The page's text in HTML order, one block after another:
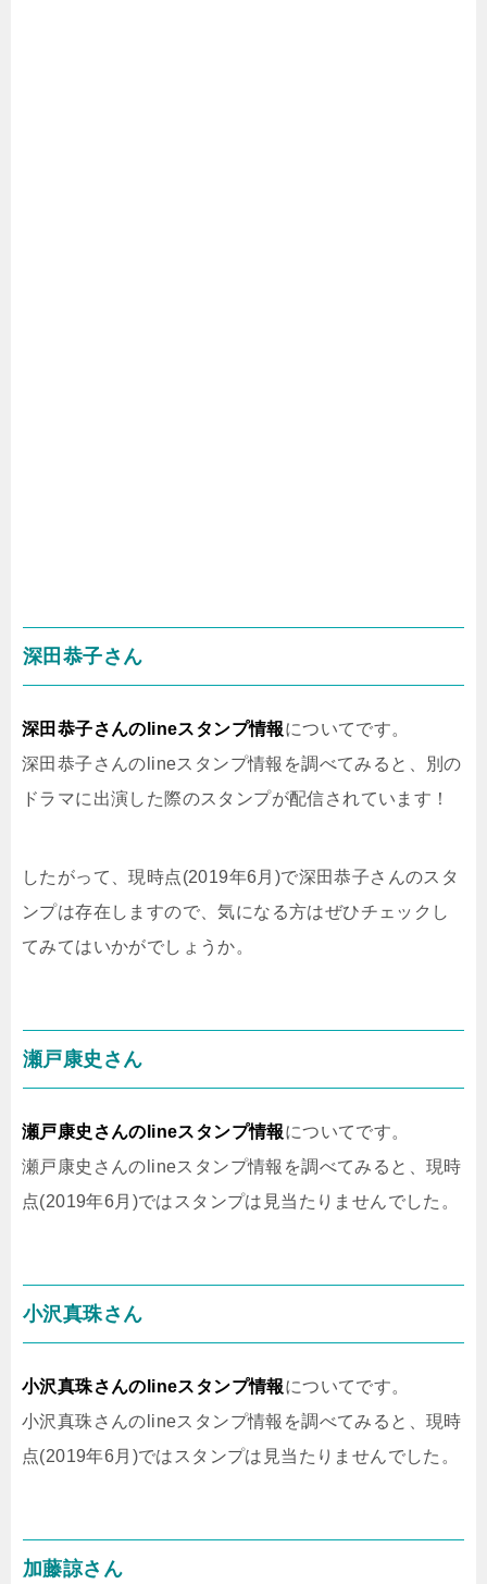
深田恭子さん
深田恭子さんのlineスタンプ情報についてです。
深田恭子さんのlineスタンプ情報を調べてみると、別の
ドラマに出演した際のスタンプが配信されています！
したがって、現時点(2019年6月)で深田恭子さんのスタ
ンプは存在しますので、気になる方はぜひチェックし
てみてはいかがでしょうか。
瀬戸康史さん
瀬戸康史さんのlineスタンプ情報についてです。
瀬戸康史さんのlineスタンプ情報を調べてみると、現時
点(2019年6月)ではスタンプは見当たりませんでした。
小沢真珠さん
小沢真珠さんのlineスタンプ情報についてです。
小沢真珠さんのlineスタンプ情報を調べてみると、現時
点(2019年6月)ではスタンプは見当たりませんでした。
加藤諒さん